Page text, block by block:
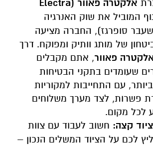
אלקטרה פאוור (Electra
המוביל את שוק האנרגיה
סופרגז), החברה מציעה
של מותג וותיק ומפוקח. דרך
פאוור, אתם מקבלים
שעומדים בתקני הבטיחות
עם התחייבות למקוריות
פשרות, לצד מערך משלוחים
לכל מקום.
קצה: חשוב לעבוד עם צוות
לכם על הציוד המשלים הנכון –